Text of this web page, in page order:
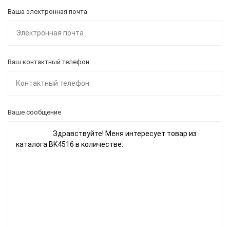
Ваша электронная почта
Ваш контактный телефон
Ваше сообщение